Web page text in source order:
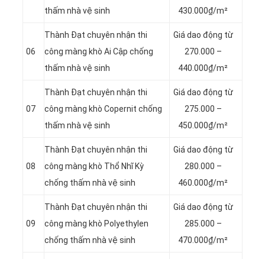
thấm nhà vệ sinh
430.000₫/m²
06
Thành Đạt chuyên nhận thi
công màng khò Ai Cập chống
thấm nhà vệ sinh
Giá dao động từ
270.000 –
440.000₫/m²
07
Thành Đạt chuyên nhận thi
công màng khò Copernit chống
thấm nhà vệ sinh
Giá dao động từ
275.000 –
450.000₫/m²
08
Thành Đạt chuyên nhận thi
công màng khò Thổ Nhĩ Kỳ
chống thấm nhà vệ sinh
Giá dao động từ
280.000 –
460.000₫/m²
09
Thành Đạt chuyên nhận thi
công màng khò Polyethylen
chống thấm nhà vệ sinh
Giá dao động từ
285.000 –
470.000₫/m²